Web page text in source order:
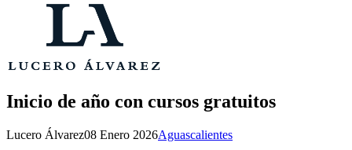
Inicio de año con cursos gratuitos
Lucero Álvarez08 Enero 2026Aguascalientes